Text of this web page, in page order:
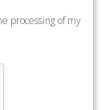
processing of my